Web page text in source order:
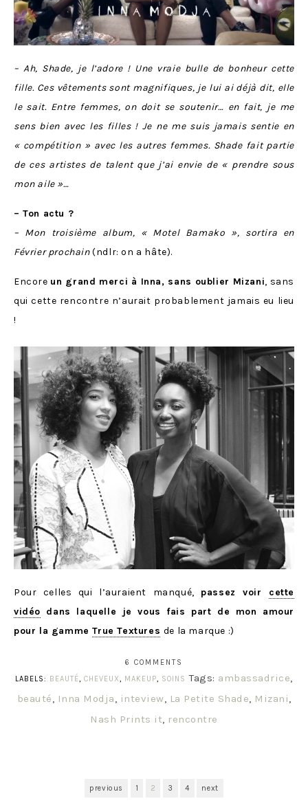
– Ah, Shade, je l’adore ! Une vraie bulle de bonheur cette
fille. Ces vêtements sont magnifiques, je lui ai déjà dit, elle
le sait. Entre femmes, on doit se soutenir… en fait, je me
sens bien avec les filles ! Je ne me suis jamais sentie en
« compétition » avec les autres femmes. Shade fait partie
de ces artistes de talent que j’ai envie de « prendre sous
mon aile »…
– Ton actu ?
– Mon troisième album, « Motel Bamako », sortira en
Février prochain(ndlr: on a hâte).
Encore un grand merci à Inna, sans oublier Mizani, sans
qui cette rencontre n’aurait probablement jamais eu lieu
!
Pour celles qui l’auraient manqué, passez voir cette
vidéo dans laquelle je vous fais part de mon amour
pour la gammeTrue Textures de la marque :)
6 COMMENTS
LABELS: BEAUTÉ,CHEVEUX, MAKEUP, SOINS Tags: ambassadrice,
beauté, Inna Modja, inteview, La Petite Shade, Mizani,
Nash Prints it, rencontre
previous 1 2 3 4 next